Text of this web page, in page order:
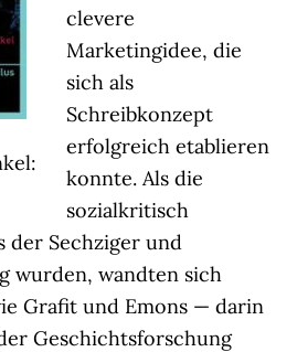
clevere
Marketingidee, die
sich als
Schreibkonzept
erfolgreich etablieren
konnte. Als die
sozialkritisch
Sechziger und
wurden, wandten sich
Grafit und Emons — darin
Geschichtsforschung